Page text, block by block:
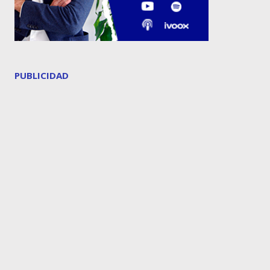
PUBLICIDAD